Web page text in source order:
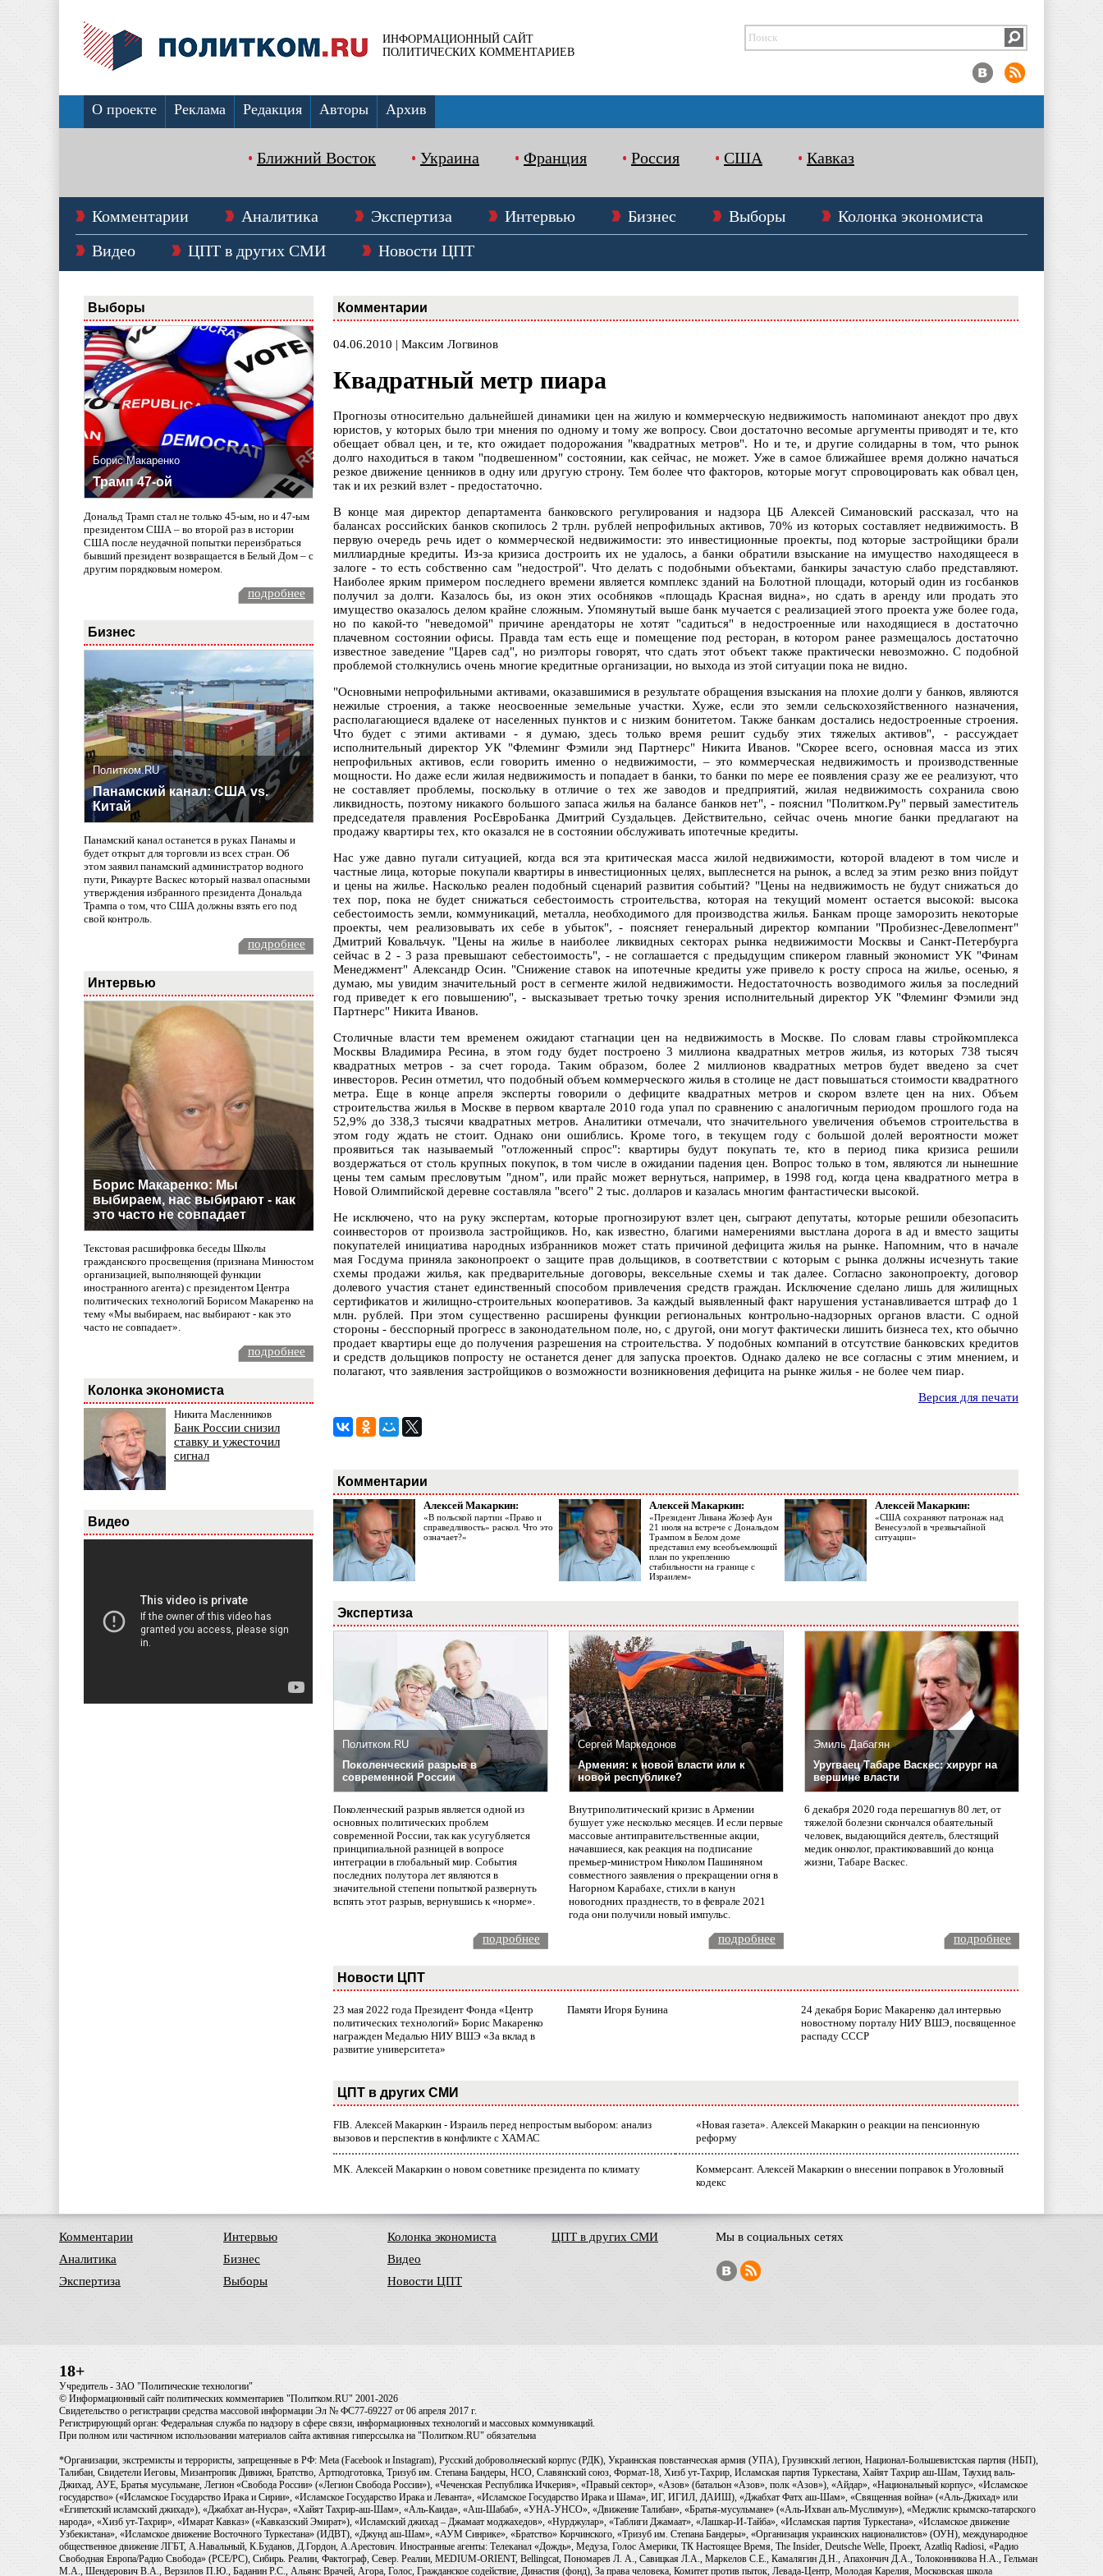
ИНФОРМАЦИОННЫЙ САЙТ
ПОЛИТИЧЕСКИХ КОММЕНТАРИЕВ
О проекте Реклама Редакция Авторы Архив
Ближний Восток Украина Франция Россия США Кавказ
Комментарии Аналитика Экспертиза Интервью Бизнес Выборы
Колонка экономиста
Видео
ЦПТ в других СМИ Новости ЦПТ
Выборы
Борис Макаренко
Трамп 47-ой
Дональд Трамп стал не только 45-ым, но и 47-ым
президентом США – во второй раз в истории
США после неудачной попытки переизбраться
бывший президент возвращается в Белый Дом – с
другим порядковым номером.
подробнее
Бизнес
Политком.RU
Панамский канал: США vs.
Китай
Панамский канал останется в руках Панамы и
будет открыт для торговли из всех стран. Об
этом заявил панамский администратор водного
пути, Рикаурте Васкес который назвал опасными
утверждения избранного президента Дональда
Трампа о том, что США должны взять его под
свой контроль.
подробнее
Интервью
Борис Макаренко: Мы
выбираем, нас выбирают - как
это часто не совпадает
Текстовая расшифровка беседы Школы
гражданского просвещения (признана Минюстом
организацией, выполняющей функции
иностранного агента) с президентом Центра
политических технологий Борисом Макаренко на
тему «Мы выбираем, нас выбирают - как это
часто не совпадает».
подробнее
Колонка экономиста
Никита Масленников
Банк России снизил
ставку и ужесточил
сигнал
Видео
Комментарии
04.06.2010 | Максим Логвинов
Квадратный метр пиара
Прогнозы относительно дальнейшей динамики цен на жилую и коммерческую недвижимость напоминают анекдот про двух
юристов, у которых было три мнения по одному и тому же вопросу. Свои достаточно весомые аргументы приводят и те, кто
обещает обвал цен, и те, кто ожидает подорожания "квадратных метров". Но и те, и другие солидарны в том, что рынок
долго находиться в таком "подвешенном" состоянии, как сейчас, не может. Уже в самое ближайшее время должно начаться
резкое движение ценников в одну или другую строну. Тем более что факторов, которые могут спровоцировать как обвал цен,
так и их резкий взлет - предостаточно.
В конце мая директор департамента банковского регулирования и надзора ЦБ Алексей Симановский рассказал, что на
балансах российских банков скопилось 2 трлн. рублей непрофильных активов, 70% из которых составляет недвижимость. В
первую очередь речь идет о коммерческой недвижимости: это инвестиционные проекты, под которые застройщики брали
миллиардные кредиты. Из-за кризиса достроить их не удалось, а банки обратили взыскание на имущество находящееся в
залоге - то есть собственно сам "недострой". Что делать с подобными объектами, банкиры зачастую слабо представляют.
Наиболее ярким примером последнего времени является комплекс зданий на Болотной площади, который один из госбанков
получил за долги. Казалось бы, из окон этих особняков «площадь Красная видна», но сдать в аренду или продать это
имущество оказалось делом крайне сложным. Упомянутый выше банк мучается с реализацией этого проекта уже более года,
но по какой-то "неведомой" причине арендаторы не хотят "садиться" в недостроенные или находящиеся в достаточно
плачевном состоянии офисы. Правда там есть еще и помещение под ресторан, в котором ранее размещалось достаточно
известное заведение "Царев сад", но риэлторы говорят, что сдать этот объект также практически невозможно. С подобной
проблемой столкнулись очень многие кредитные организации, но выхода из этой ситуации пока не видно.
"Основными непрофильными активами, оказавшимися в результате обращения взыскания на плохие долги у банков, являются
нежилые строения, а также неосвоенные земельные участки. Хуже, если это земли сельскохозяйственного назначения,
располагающиеся вдалеке от населенных пунктов и с низким бонитетом. Также банкам достались недостроенные строения.
Что будет с этими активами - я думаю, здесь только время решит судьбу этих тяжелых активов", - рассуждает
исполнительный директор УК "Флеминг Фэмили энд Партнерс" Никита Иванов. "Скорее всего, основная масса из этих
непрофильных активов, если говорить именно о недвижимости, – это коммерческая недвижимость и производственные
мощности. Но даже если жилая недвижимость и попадает в банки, то банки по мере ее появления сразу же ее реализуют, что
не составляет проблемы, поскольку в отличие о тех же заводов и предприятий, жилая недвижимость сохранила свою
ликвидность, поэтому никакого большого запаса жилья на балансе банков нет", - пояснил "Политком.Ру" первый заместитель
председателя правления РосЕвроБанка Дмитрий Суздальцев. Действительно, сейчас очень многие банки предлагают на
продажу квартиры тех, кто оказался не в состоянии обслуживать ипотечные кредиты.
Нас уже давно пугали ситуацией, когда вся эта критическая масса жилой недвижимости, которой владеют в том числе и
частные лица, которые покупали квартиры в инвестиционных целях, выплеснется на рынок, а вслед за этим резко вниз пойдут
и цены на жилье. Насколько реален подобный сценарий развития событий? "Цены на недвижимость не будут снижаться до
тех пор, пока не будет снижаться себестоимость строительства, которая на текущий момент остается высокой: высока
себестоимость земли, коммуникаций, металла, необходимого для производства жилья. Банкам проще заморозить некоторые
проекты, чем реализовывать их себе в убыток", - поясняет генеральный директор компании "Пробизнес-Девелопмент"
Дмитрий Ковальчук. "Цены на жилье в наиболее ликвидных секторах рынка недвижимости Москвы и Санкт-Петербурга
сейчас в 2 - 3 раза превышают себестоимость", - не соглашается с предыдущим спикером главный экономист УК "Финам
Менеджмент" Александр Осин. "Снижение ставок на ипотечные кредиты уже привело к росту спроса на жилье, осенью, я
думаю, мы увидим значительный рост в сегменте жилой недвижимости. Недостаточность возводимого жилья за последний
год приведет к его повышению", - высказывает третью точку зрения исполнительный директор УК "Флеминг Фэмили энд
Партнерс" Никита Иванов.
Столичные власти тем временем ожидают стагнации цен на недвижимость в Москве. По словам главы стройкомплекса
Москвы Владимира Ресина, в этом году будет построено 3 миллиона квадратных метров жилья, из которых 738 тысяч
квадратных метров - за счет города. Таким образом, более 2 миллионов квадратных метров будет введено за счет
инвесторов. Ресин отметил, что подобный объем коммерческого жилья в столице не даст повышаться стоимости квадратного
метра. Еще в конце апреля эксперты говорили о дефиците квадратных метров и скором взлете цен на них. Объем
строительства жилья в Москве в первом квартале 2010 года упал по сравнению с аналогичным периодом прошлого года на
52,9% до 338,3 тысячи квадратных метров. Аналитики отмечали, что значительного увеличения объемов строительства в
этом году ждать не стоит. Однако они ошиблись. Кроме того, в текущем году с большой долей вероятности может
проявиться так называемый "отложенный спрос": квартиры будут покупать те, кто в период пика кризиса решили
воздержаться от столь крупных покупок, в том числе в ожидании падения цен. Вопрос только в том, являются ли нынешние
цены тем самым пресловутым "дном", или прайс может вернуться, например, в 1998 год, когда цена квадратного метра в
Новой Олимпийской деревне составляла "всего" 2 тыс. долларов и казалась многим фантастически высокой.
Не исключено, что на руку экспертам, которые прогнозируют взлет цен, сыграют депутаты, которые решили обезопасить
соинвесторов от произвола застройщиков. Но, как известно, благими намерениями выстлана дорога в ад и вместо защиты
покупателей инициатива народных избранников может стать причиной дефицита жилья на рынке. Напомним, что в начале
мая Госдума приняла законопроект о защите прав дольщиков, в соответствии с которым с рынка должны исчезнуть такие
схемы продажи жилья, как предварительные договоры, вексельные схемы и так далее. Согласно законопроекту, договор
долевого участия станет единственный способом привлечения средств граждан. Исключение сделано лишь для жилищных
сертификатов и жилищно-строительных кооперативов. За каждый выявленный факт нарушения устанавливается штраф до 1
млн. рублей. При этом существенно расширены функции региональных контрольно-надзорных органов власти. С одной
стороны - бесспорный прогресс в законодательном поле, но, с другой, они могут фактически лишить бизнеса тех, кто обычно
продает квартиры еще до получения разрешения на строительства. У подобных компаний в отсутствие банковских кредитов
и средств дольщиков попросту не останется денег для запуска проектов. Однако далеко не все согласны с этим мнением, и
полагают, что заявления застройщиков о возможности возникновения дефицита на рынке жилья - не более чем пиар.
Версия для печати
Комментарии
Алексей Макаркин:
«В польской партии «Право и
справедливость» раскол. Что это
означает?»
Алексей Макаркин:
«Президент Ливана Жозеф Аун
21 июля на встрече с Дональдом
Трампом в Белом доме
представил ему всеобъемлющий
план по укреплению
стабильности на границе с
Израилем»
Алексей Макаркин:
«США сохраняют патронаж над
Венесуэлой в чрезвычайной
ситуации»
Экспертиза
Политком.RU
Поколенческий разрыв в
современной России
Поколенческий разрыв является одной из
основных политических проблем
современной России, так как усугубляется
принципиальной разницей в вопросе
интеграции в глобальный мир. События
последних полутора лет являются в
значительной степени попыткой развернуть
вспять этот разрыв, вернувшись к «норме».
Сергей Маркедонов
Армения: к новой власти или к
новой республике?
Внутриполитический кризис в Армении
бушует уже несколько месяцев. И если первые
массовые антиправительственные акции,
начавшиеся, как реакция на подписание
премьер-министром Николом Пашиняном
совместного заявления о прекращении огня в
Нагорном Карабахе, стихли в канун
новогодних празднеств, то в феврале 2021
года они получили новый импульс.
Эмиль Дабагян
Уругваец Табаре Васкес: хирург на
вершине власти
6 декабря 2020 года перешагнув 80 лет, от
тяжелой болезни скончался обаятельный
человек, выдающийся деятель, блестящий
медик онколог, практиковавший до конца
жизни, Табаре Васкес.
подробнее подробнее подробнее
Новости ЦПТ
23 мая 2022 года Президент Фонда «Центр
политических технологий» Борис Макаренко
награжден Медалью НИУ ВШЭ «За вклад в
развитие университета»
Памяти Игоря Бунина
24 декабря Борис Макаренко дал интервью
новостному порталу НИУ ВШЭ, посвященное
распаду СССР
ЦПТ в других СМИ
FIB. Алексей Макаркин - Израиль перед непростым выбором: анализ
вызовов и перспектив в конфликте с ХАМАС
«Новая газета». Алексей Макаркин о реакции на пенсионную
реформу
МК. Алексей Макаркин о новом советнике президента по климату
Коммерсант. Алексей Макаркин о внесении поправок в Уголовный
кодекс
Комментарии
Аналитика
Экспертиза
Интервью
Бизнес
Выборы
Колонка экономиста
Видео
Новости ЦПТ
ЦПТ в других СМИ Мы в социальных сетях
18+
Учредитель - ЗАО "Политические технологии"
© Информационный сайт политических комментариев "Политком.RU" 2001-2026
Свидетельство о регистрации средства массовой информации Эл № ФС77-69227 от 06 апреля 2017 г.
Регистрирующий орган: Федеральная служба по надзору в сфере связи, информационных технологий и массовых коммуникаций.
При полном или частичном использовании материалов сайта активная гиперссылка на "Политком.RU" обязательна
*Организации, экстремисты и террористы, запрещенные в РФ: Meta (Facebook и Instagram), Русский добровольческий корпус (РДК), Украинская повстанческая армия (УПА), Грузинский легион, Национал-Большевистская партия (НБП),
Талибан, Свидетели Иеговы, Мизантропик Дивижн, Братство, Артподготовка, Тризуб им. Степана Бандеры, НСО, Славянский союз, Формат-18, Хизб ут-Тахрир, Исламская партия Туркестана, Хайят Тахрир аш-Шам, Таухид валь-
Джихад, АУЕ, Братья мусульмане, Легион «Свобода России» («Легион Свобода России»), «Чеченская Республика Ичкерия», «Правый сектор», «Азов» (батальон «Азов», полк «Азов»), «Айдар», «Национальный корпус», «Исламское
государство» («Исламское Государство Ирака и Сирии», «Исламское Государство Ирака и Леванта», «Исламское Государство Ирака и Шама», ИГ, ИГИЛ, ДАИШ), «Джабхат Фатх аш-Шам», «Священная война» («Аль-Джихад» или
«Египетский исламский джихад»), «Джабхат ан-Нусра», «Хайят Тахрир-аш-Шам», «Аль-Каида», «Аш-Шабаб», «УНА-УНСО», «Движение Талибан», «Братья-мусульмане» («Аль-Ихван аль-Муслимун»), «Меджлис крымско-татарского
народа», «Хизб ут-Тахрир», «Имарат Кавказ» («Кавказский Эмират»), «Исламский джихад – Джамаат моджахедов», «Нурджулар», «Таблиги Джамаат», «Лашкар-И-Тайба», «Исламская партия Туркестана», «Исламское движение
Узбекистана», «Исламское движение Восточного Туркестана» (ИДВТ), «Джунд аш-Шам», «АУМ Синрике», «Братство» Корчинского, «Тризуб им. Степана Бандеры», «Организация украинских националистов» (ОУН), международное
общественное движение ЛГБТ, А.Навальный, К.Буданов, Д.Гордон, А.Арестович. Иностранные агенты: Телеканал «Дождь», Медуза, Голос Америки, ТК Настоящее Время, The Insider, Deutsche Welle, Проект, Azatliq Radiosi, «Радио
Свободная Европа/Радио Свобода» (PCE/PC), Сибирь. Реалии, Фактограф, Север. Реалии, MEDIUM-ORIENT, Bellingcat, Пономарев Л. А., Савицкая Л.А., Маркелов С.Е., Камалягин Д.Н., Апахончич Д.А., Толоконникова Н.А., Гельман
М.А., Шендерович В.А., Верзилов П.Ю., Баданин Р.С., Альянс Врачей, Агора, Голос, Гражданское содействие, Династия (фонд), За права человека, Комитет против пыток, Левада-Центр, Молодая Карелия, Московская школа